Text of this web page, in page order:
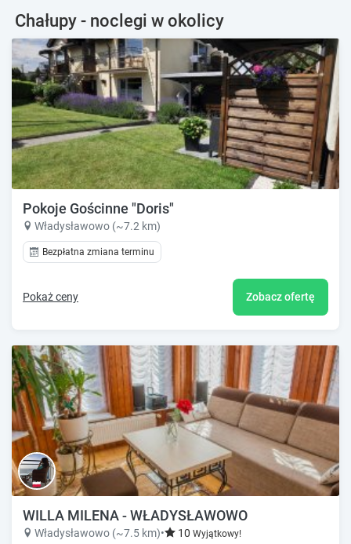
Chałupy - noclegi w okolicy
Pokoje Gościnne "Doris"
Władysławowo (~7.2 km)
Bezpłatna zmiana terminu
Pokaż ceny Zobacz ofertę
WILLA MILENA - WŁADYSŁAWOWO
Władysławowo (~7.5 km)• 10 Wyjątkowy!